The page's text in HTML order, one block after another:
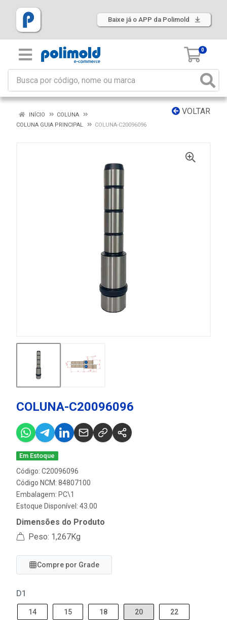
Baixe já o APP da Polimold
0
VOLTAR
INÍCIO
COLUNA
COLUNA GUIA PRINCIPAL
COLUNA-C20096096
COLUNA-C20096096
Em Estoque
Código: C20096096
Código NCM: 84807100
Embalagem: PC\1
Estoque Disponível: 43.00
Dimensões do Produto
Peso: 1,267Kg
Compre por Grade
D1
14 15 18 20 22